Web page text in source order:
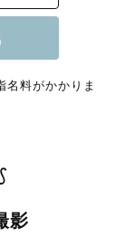
提案
け
料がかかりま
影